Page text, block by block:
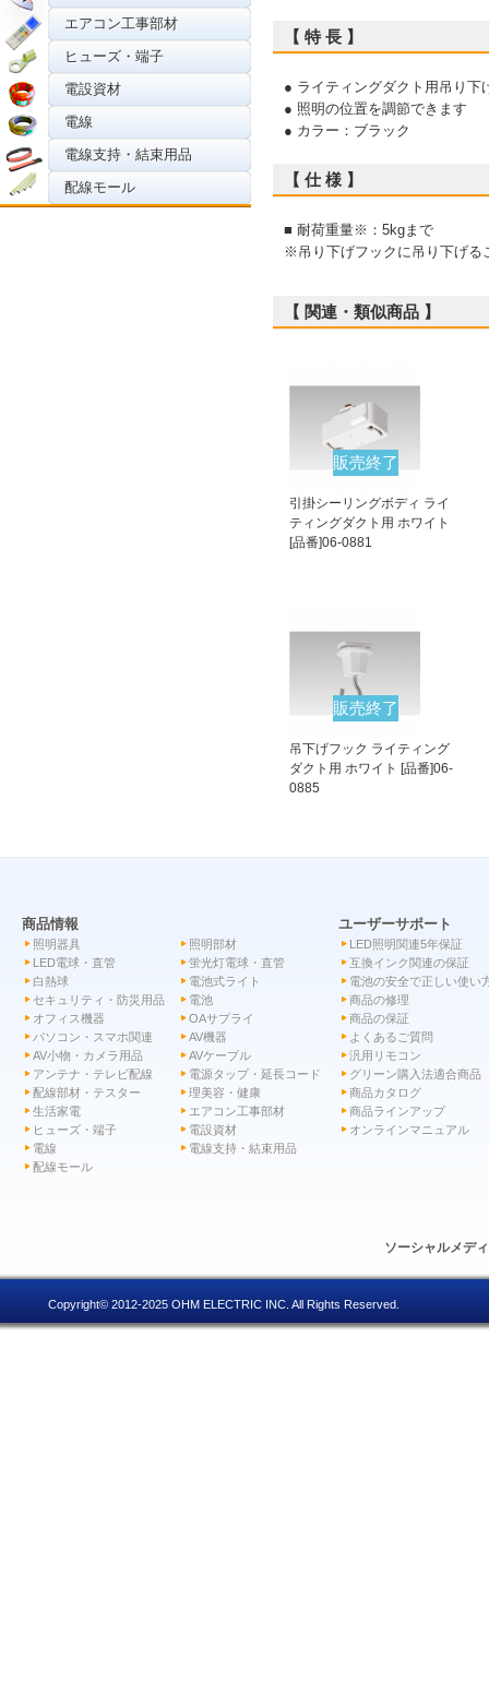
エアコン工事部材
ヒューズ・端子
電設資材
電線
電線支持・結束用品
配線モール
【 特 長 】
● ライティングダクト用吊り下
● 照明の位置を調節できます
● カラー：ブラック
【 仕 様 】
■ 耐荷重量※：5kgまで
※吊り下げフックに吊り下げる
【 関連・類似商品 】
販売終了
引掛シーリングボディ ライ
ティングダクト用 ホワイト
[品番]06-0881
販売終了
吊下げフック ライティング
ダクト用 ホワイト [品番]06-
0885
商品情報
照明器具
照明部材
LED電球・直管
蛍光灯電球・直管
白熱球
電池式ライト
セキュリティ・防災用品
電池
オフィス機器
OAサプライ
パソコン・スマホ関連
AV機器
AV小物・カメラ用品
AVケーブル
アンテナ・テレビ配線
電源タップ・延長コード
配線部材・テスター
理美容・健康
生活家電
エアコン工事部材
ヒューズ・端子
電設資材
電線
電線支持・結束用品
配線モール
ユーザーサポート
LED照明関連5年保証
互換インク関連の保証
電池の安全で正しい使い
商品の修理
商品の保証
よくあるご質問
汎用リモコン
グリーン購入法適合商品
商品カタログ
商品ラインアップ
オンラインマニュアル
ソーシャルメデ
Copyright© 2012-2025 OHM ELECTRIC INC. All Rights Reserved.